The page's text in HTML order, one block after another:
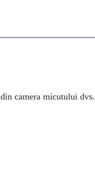
camera micutului dvs.